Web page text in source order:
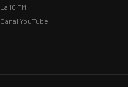
La 10 FM
Canal YouTube